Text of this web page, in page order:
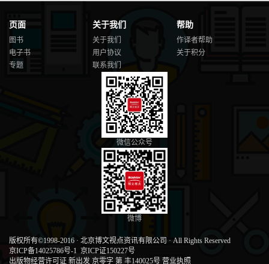
页面
图书
电子书
专题
关于我们
关于我们
用户协议
联系我们
帮助
作译者帮助
关于积分
微信公众号
微博
版权所有©1998-2016 · 北京博文视点资讯有限公司 · All Rights Reserved
京ICP备14025786号-1 京ICP证150227号
出版物经营许可证 新出发 京零字 第 丰140025号 营业执照